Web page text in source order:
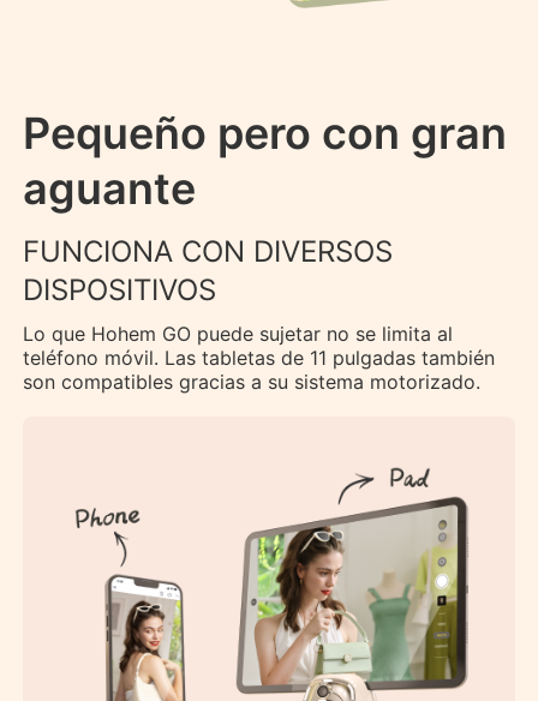
Pequeño pero con gran
aguante
FUNCIONA CON DIVERSOS
DISPOSITIVOS
Lo que Hohem GO puede sujetar no se limita al
teléfono móvil. Las tabletas de 11 pulgadas también
son compatibles gracias a su sistema motorizado.